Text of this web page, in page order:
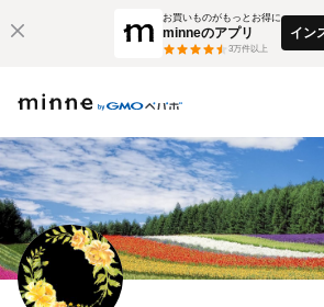
お買いものがもっとお得に
minneのアプリ
3万件以上
イン